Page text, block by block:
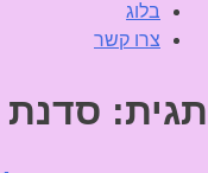
בלוג
צרו קשר
תגית: סדנת